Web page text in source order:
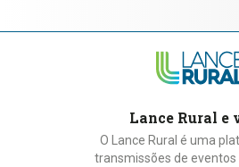
Lance Rural e
O Lance Rural é uma
transmissões de eventos